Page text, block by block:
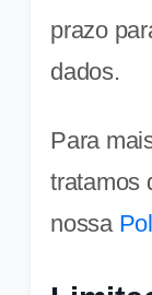
prazo
dados.
Para
tratamos
nossa